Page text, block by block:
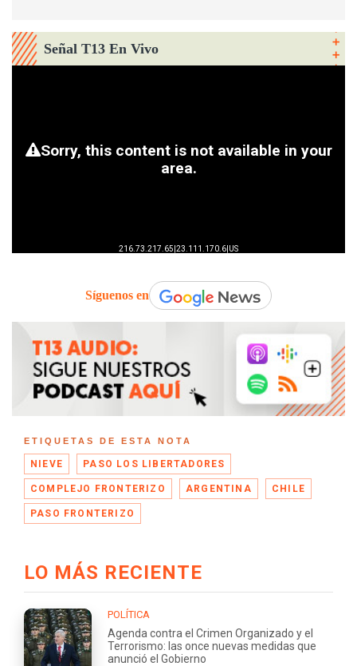
Señal T13 En Vivo
Síguenos en
ETIQUETAS DE ESTA NOTA
NIEVE PASO LOS LIBERTADORES
COMPLEJO FRONTERIZO ARGENTINA CHILE
PASO FRONTERIZO
LO MÁS RECIENTE
POLÍTICA
Agenda contra el Crimen Organizado y el
Terrorismo: las once nuevas medidas que
anunció el Gobierno